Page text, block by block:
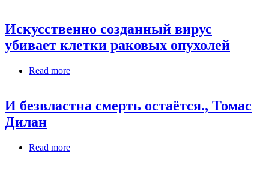
Искусственно созданный вирус
убивает клетки раковых опухолей
Read more
И безвластна смерть остаётся., Томас
Дилан
Read more